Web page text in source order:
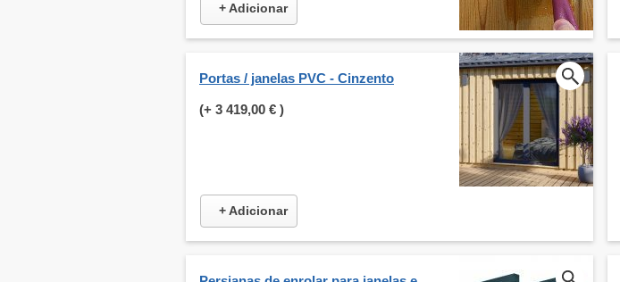
+ Adicionar
Portas / janelas PVC - Cinzento
(+ 3 419,00 € )
+ Adicionar